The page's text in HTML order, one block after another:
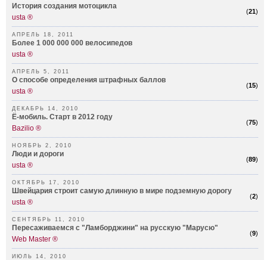
(21)
История создания мотоцикла
usta ®
АПРЕЛЬ 18, 2011
Более 1 000 000 000 велосипедов
usta ®
АПРЕЛЬ 5, 2011
(15)
О способе определения штрафных баллов
usta ®
ДЕКАБРЬ 14, 2010
(75)
Ё-мобиль. Старт в 2012 году
Bazilio ®
НОЯБРЬ 2, 2010
(89)
Люди и дороги
usta ®
ОКТЯБРЬ 17, 2010
(2)
Швейцария строит самую длинную в мире подземную дорогу
usta ®
СЕНТЯБРЬ 11, 2010
(9)
Пересаживаемся с "Ламборджини" на русскую "Марусю"
Web Master ®
ИЮЛЬ 14, 2010